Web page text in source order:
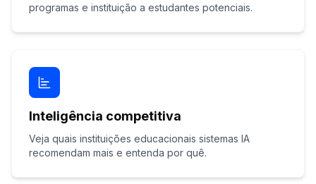
programas e instituição a estudantes potenciais.
Inteligência competitiva
Veja quais instituições educacionais sistemas IA
recomendam mais e entenda por quê.